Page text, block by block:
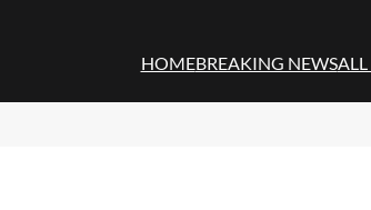
HOMEBREAKING NEWSALL